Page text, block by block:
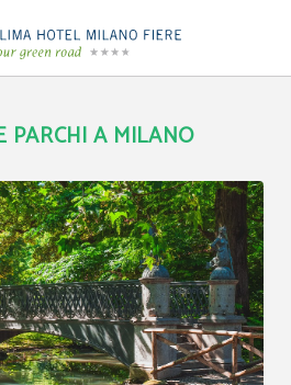
PARCHI A MILANO